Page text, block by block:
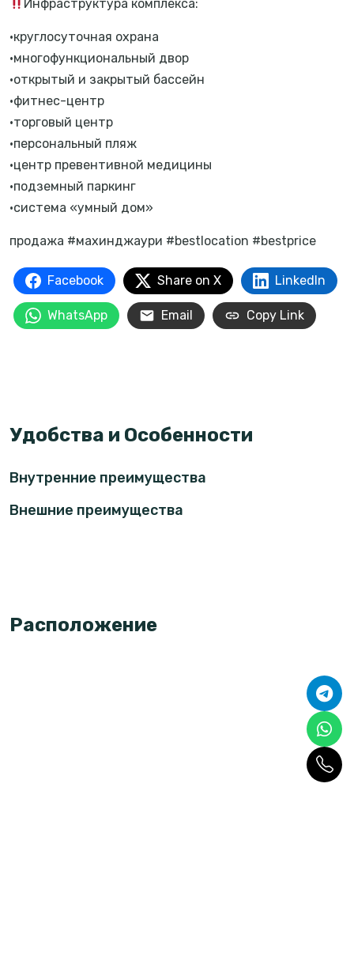
Инфраструктура комплекса:
•круглосуточная охрана
•многофункциональный двор
•открытый и закрытый бассейн
•фитнес-центр
•торговый центр
•персональный пляж
•центр превентивной медицины
•подземный паркинг
•система «умный дом»
продажа #махинджаури #bestlocation #bestprice
Facebook Share on X LinkedIn
WhatsApp Email Copy Link
Удобства и Особенности
Внутренние преимущества
Внешние преимущества
Расположение